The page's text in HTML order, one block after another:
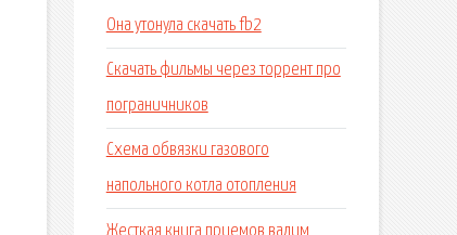
Она утонула скачать fb2
Скачать фильмы через торрент про
пограничников
Схема обвязки газового
напольного котла отопления
Жесткая книга приемов вадим